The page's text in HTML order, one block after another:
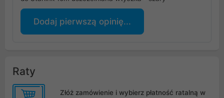
Dodaj pierwszą opinię...
Raty
Złóż zamówienie i wybierz płatność ratalną w